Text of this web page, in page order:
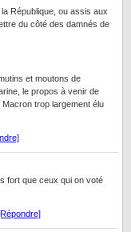
République, ou assis aux
du côté des damnés de
et moutons de
le propos à venir de
trop largement élu
fort que ceux qui on voté